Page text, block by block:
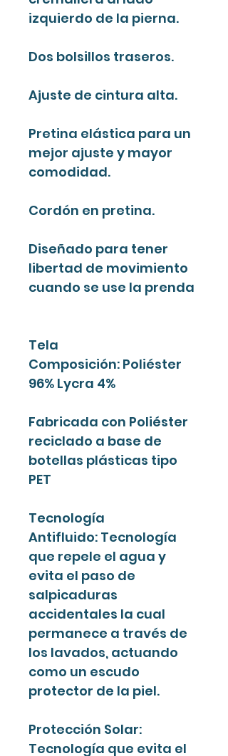
izquierdo de la pierna.
Dos bolsillos traseros.
Ajuste de cintura alta.
Pretina elástica para un
mejor ajuste y mayor
comodidad.
Cordón en pretina.
Diseñado para tener
libertad de movimiento
cuando se use la prenda
Tela
Composición: Poliéster
96% Lycra 4%
Fabricada con Poliéster
reciclado a base de
botellas plásticas tipo
PET
Tecnología
Antifluido: Tecnología
que repele el agua y
evita el paso de
salpicaduras
accidentales la cual
permanece a través de
los lavados, actuando
como un escudo
protector de la piel.
Protección Solar:
Tecnología que evita el